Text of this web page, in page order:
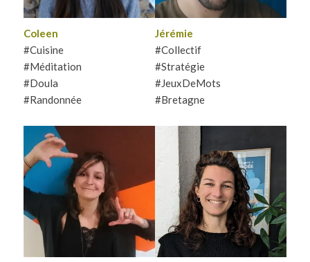
Coleen
#Cuisine
#Méditation
#Doula
#Randonnée
Jérémie
#Collectif
#Stratégie
#JeuxDeMots
#Bretagne
Lyonnaise infiltrée à
Bordeaux, pour Laëti, la
diversité de nos
expériences est une
richesse à partager ! Elle a
déjà hâte de papoter avec toi
autour d’un bon repas ou
d’un apéro (tant qu’il y a
quelque chose à manger :p)
Sa devise : la curiosité est un
joli défaut !
Nantaise d’adoption, Lisa
aime échanger, fêter et
découvrir. Organiser des
événements ou y participer,
elle se nourrit du monde qui
l’entoure. Elle se fera un
plaisir de vous accueillir